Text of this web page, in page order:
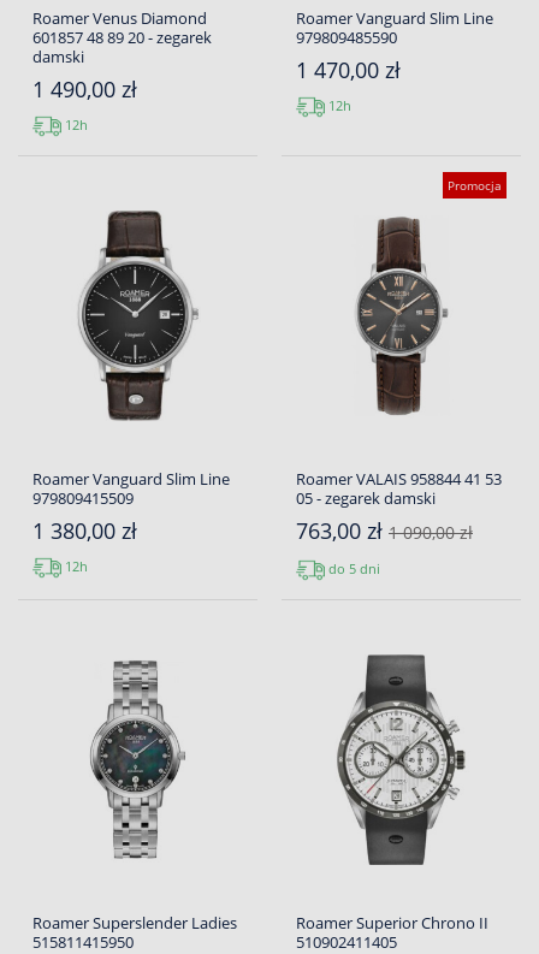
Roamer Venus Diamond
601857 48 89 20 - zegarek
damski
1 490,00 zł
12h
Roamer Vanguard Slim Line
979809485590
1 470,00 zł
12h
Roamer Vanguard Slim Line
979809415509
1 380,00 zł
12h
Promocja
Roamer VALAIS 958844 41 53
05 - zegarek damski
763,00 zł 1 090,00 zł
do 5 dni
Roamer Superslender Ladies
515811415950
Roamer Superior Chrono II
510902411405